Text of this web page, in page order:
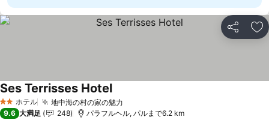
シェア お
2 ホテルのランク
ホテル 地中海の村の家の魅力
Ses Terrisses Hotel
9.6 大満足 248 パラフルヘル, パルまで6.2 km